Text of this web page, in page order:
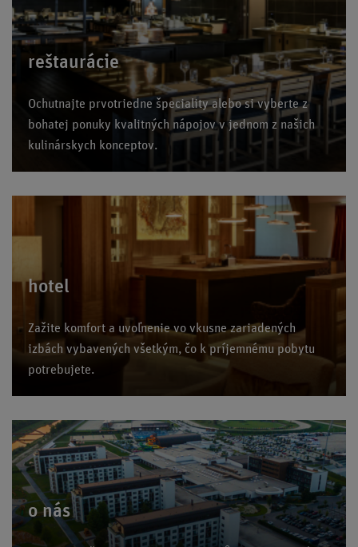
reštaurácie
Ochutnajte prvotriedne špeciality alebo si vyberte z
bohatej ponuky kvalitných nápojov v jednom z našich
kulinárskych konceptov.
hotel
Zažite komfort a uvoľnenie vo vkusne zariadených
izbách vybavených všetkým, čo k príjemnému pobytu
potrebujete.
o nás